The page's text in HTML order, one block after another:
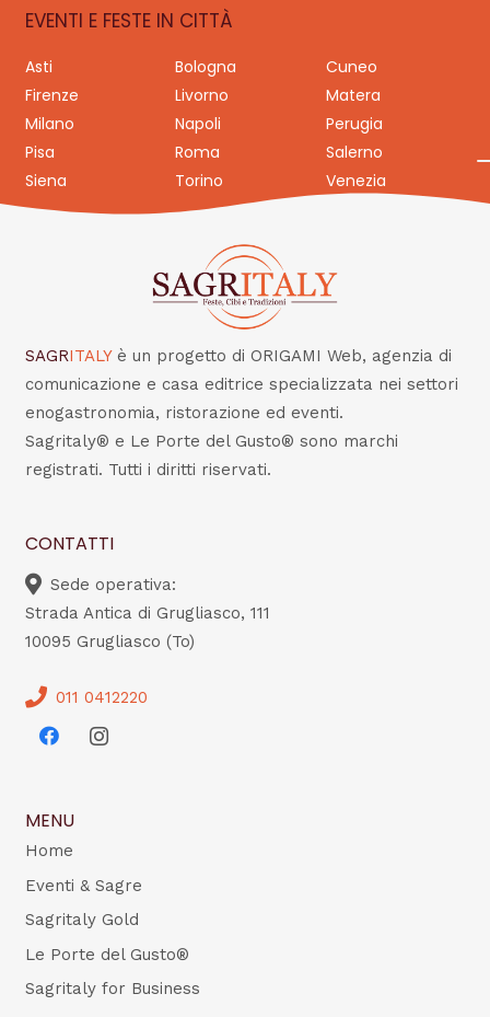
EVENTI E FESTE IN CITTÀ
Asti Bologna
Cuneo
Firenze
Livorno
Matera
Milano
Napoli
Perugia
Pisa
Roma
Salerno
Siena
Torino Venezia
SAGRITALY è un progetto di ORIGAMI Web, agenzia di
comunicazione e casa editrice specializzata nei settori
enogastronomia, ristorazione ed eventi.
Sagritaly® e Le Porte del Gusto® sono marchi
registrati. Tutti i diritti riservati.
CONTATTI
Sede operativa:
Strada Antica di Grugliasco, 111
10095 Grugliasco (To)
011 0412220
MENU
Home
Eventi & Sagre
Sagritaly Gold
Le Porte del Gusto®
Sagritaly for Business